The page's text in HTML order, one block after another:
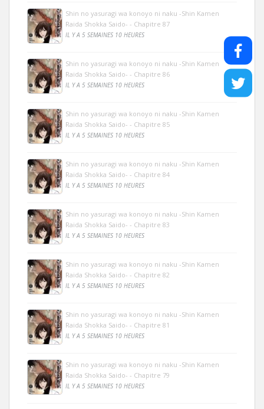
Shin no yasuragi wa konoyo ni naku -Shin Kamen
Raida Shokka Saido- - Chapitre 87
IL Y A 5 SEMAINES 10 HEURES
Shin no yasuragi wa konoyo ni naku -Shin Kamen
Raida Shokka Saido- - Chapitre 86
IL Y A 5 SEMAINES 10 HEURES
Shin no yasuragi wa konoyo ni naku -Shin Kamen
Raida Shokka Saido- - Chapitre 85
IL Y A 5 SEMAINES 10 HEURES
Shin no yasuragi wa konoyo ni naku -Shin Kamen
Raida Shokka Saido- - Chapitre 84
IL Y A 5 SEMAINES 10 HEURES
Shin no yasuragi wa konoyo ni naku -Shin Kamen
Raida Shokka Saido- - Chapitre 83
IL Y A 5 SEMAINES 10 HEURES
Shin no yasuragi wa konoyo ni naku -Shin Kamen
Raida Shokka Saido- - Chapitre 82
IL Y A 5 SEMAINES 10 HEURES
Shin no yasuragi wa konoyo ni naku -Shin Kamen
Raida Shokka Saido- - Chapitre 81
IL Y A 5 SEMAINES 10 HEURES
Shin no yasuragi wa konoyo ni naku -Shin Kamen
Raida Shokka Saido- - Chapitre 79
IL Y A 5 SEMAINES 10 HEURES